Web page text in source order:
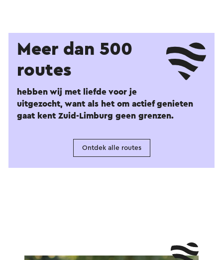
Meer dan 500
routes
hebben wij met liefde voor je
uitgezocht, want als het om actief genieten
gaat kent Zuid-Limburg geen grenzen.
Ontdek alle routes